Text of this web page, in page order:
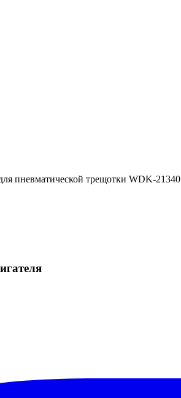
пневматической трещотки WDK-21340